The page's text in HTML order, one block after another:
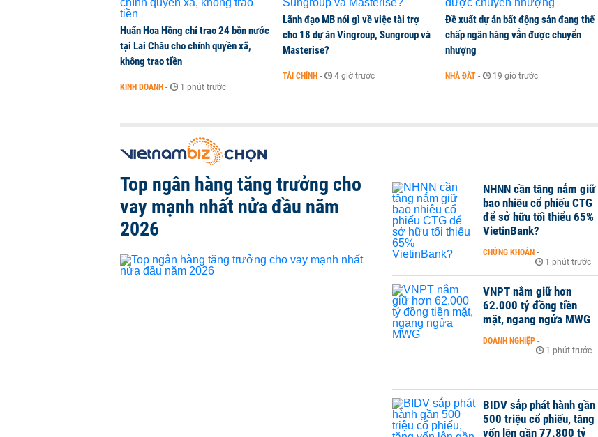
Huấn Hoa Hồng chỉ trao 24 bồn nước
tại Lai Châu cho chính quyền xã,
không trao tiền
KINH DOANH - 1 phút trước
Lãnh đạo MB nói gì về việc tài trợ
cho 18 dự án Vingroup, Sungroup và
Masterise?
TÀI CHÍNH - 4 giờ trước
Đề xuất dự án bất động sản đang thế
chấp ngân hàng vẫn được chuyển
nhượng
NHÀ ĐẤT - 19 giờ trước
Top ngân hàng tăng trưởng cho
vay mạnh nhất nửa đầu năm
2026
NHNN cần tăng nắm giữ
bao nhiêu cổ phiếu CTG
để sở hữu tối thiểu 65%
VietinBank?
CHỨNG KHOÁN -
1 phút trước
VNPT nắm giữ hơn
62.000 tỷ đồng tiền
mặt, ngang ngửa MWG
DOANH NGHIỆP -
1 phút trước
BIDV sắp phát hành gần
500 triệu cổ phiếu, tăng
vốn lên gần 77.800 tỷ